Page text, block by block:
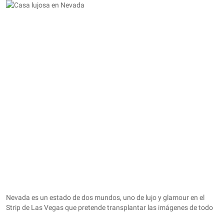
Nevada es un estado de dos mundos, uno de lujo y glamour en el
Strip de Las Vegas que pretende transplantar las imágenes de todo